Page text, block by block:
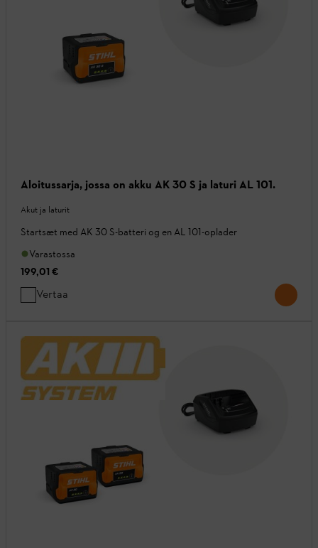
Aloitussarja, jossa on akku AK 30 S ja laturi AL 101.
Akut ja laturit
Startsæt med AK 30 S-batteri og en AL 101-oplader
Varastossa
199,01 €
Vertaa